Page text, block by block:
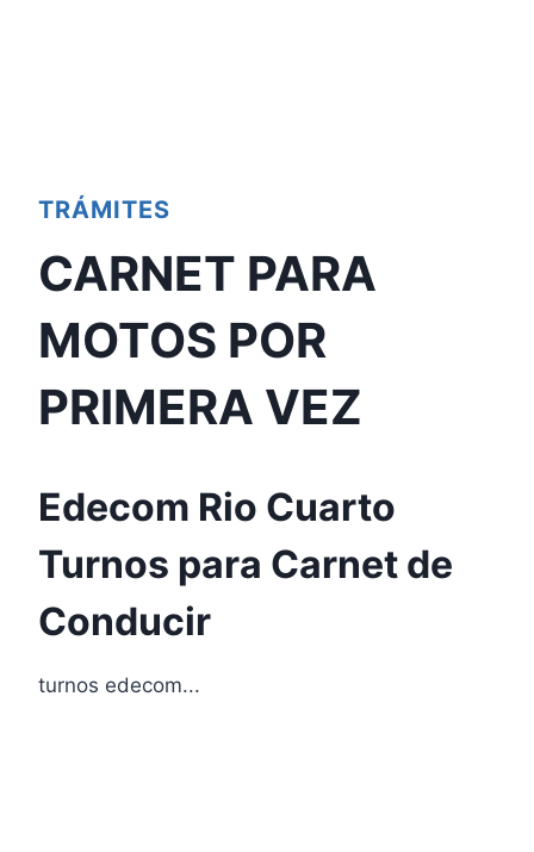
TRÁMITES
CARNET PARA
MOTOS POR
PRIMERA VEZ
Edecom Rio Cuarto
Turnos para Carnet de
Conducir
turnos edecom...